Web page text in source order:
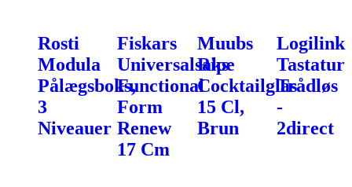
Rosti
Modula
Pålægsboks,
3
Niveauer
Fiskars
Universalsaks
Functional
Form
Renew
17 Cm
Muubs
Ripe
Cocktailglas
15 Cl,
Brun
Logilink
Tastatur
Trådløs
-
2direct